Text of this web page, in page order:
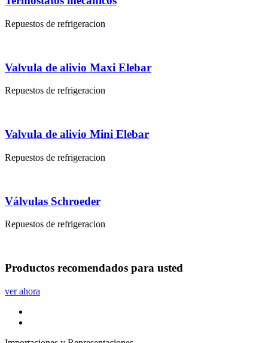
Repuestos de refrigeracion
Valvula de alivio Maxi Elebar
Repuestos de refrigeracion
Valvula de alivio Mini Elebar
Repuestos de refrigeracion
Válvulas Schroeder
Repuestos de refrigeracion
Productos recomendados para usted
ver ahora